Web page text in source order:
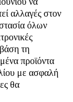
αλλαγές στον
όλων
τη
προϊόντα
με ασφαλή
θα